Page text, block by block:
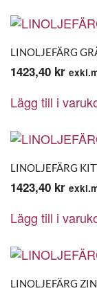
LINOLJEFÄRG
1423,40 kr
Lägg till i
LINOLJEFÄRG
1423,40 kr
Lägg till i
LINOLJEFÄRG